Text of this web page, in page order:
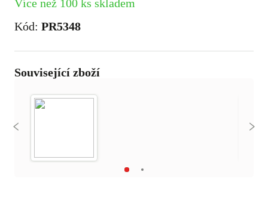
Více než 100 ks skladem
Kód: PR5348
Související zboží